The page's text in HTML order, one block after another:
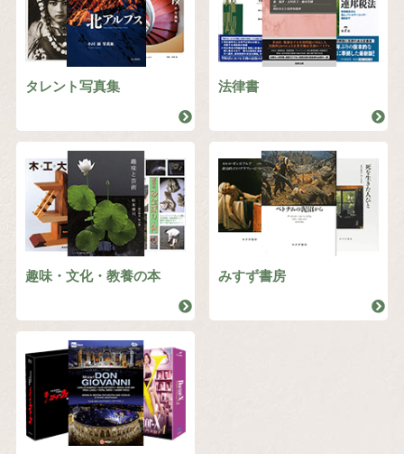
タレント写真集 法律書
趣味・文化・教養の本 みすず書房